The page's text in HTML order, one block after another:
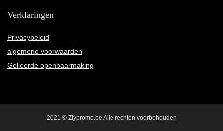
Verklaringen
Privacybeleid
algemene voorwaarden
Gelieerde openbaarmaking
2021 © Zlypromo.be Alle rechten voorbehouden